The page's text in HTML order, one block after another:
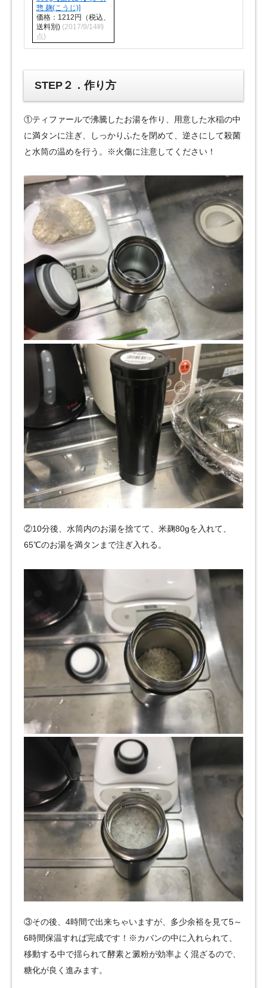
惣 麹(こうじ)]
価格：1212円（税込、
送料別) (2017/9/14時
点)
STEP２．作り方
①ティファールで沸騰したお湯を作り、用意した水稲の中
に満タンに注ぎ、しっかりふたを閉めて、逆さにして殺菌
と水筒の温めを行う。※火傷に注意してください！
②10分後、水筒内のお湯を捨てて、米麹80gを入れて、
65℃のお湯を満タンまで注ぎ入れる。
③その後、4時間で出来ちゃいますが、多少余裕を見て5～
6時間保温すれば完成です！※カバンの中に入れられて、
移動する中で揺られて酵素と澱粉が効率よく混ざるので、
糖化が良く進みます。